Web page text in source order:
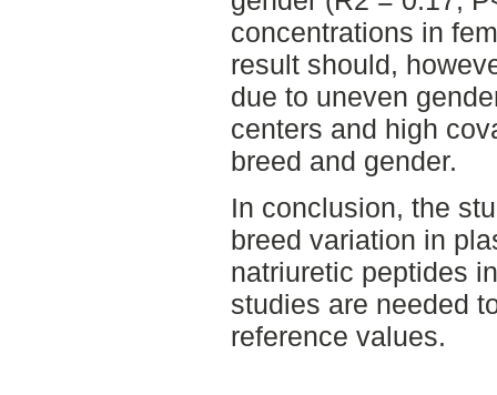
concentrations in
result should,
due to uneven
centers and high
breed and gender.
In conclusion, the
breed variation in
natriuretic peptides
studies are needed
reference values.